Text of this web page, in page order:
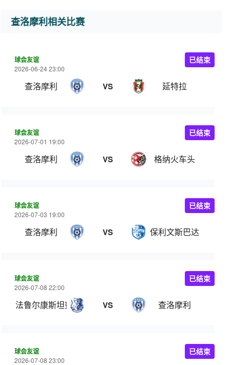
查洛摩利相关比赛
球会友谊
2026-06-24 23:00
查洛摩利 VS 延特拉
已结束
球会友谊
2026-07-01 19:00
查洛摩利 VS 格纳火车头
已结束
球会友谊
2026-07-03 19:00
查洛摩利 VS 保利文斯巴达
已结束
球会友谊
2026-07-08 22:00
法鲁尔康斯坦察 VS 查洛摩利
已结束
球会友谊
2026-07-08 23:00
已结束